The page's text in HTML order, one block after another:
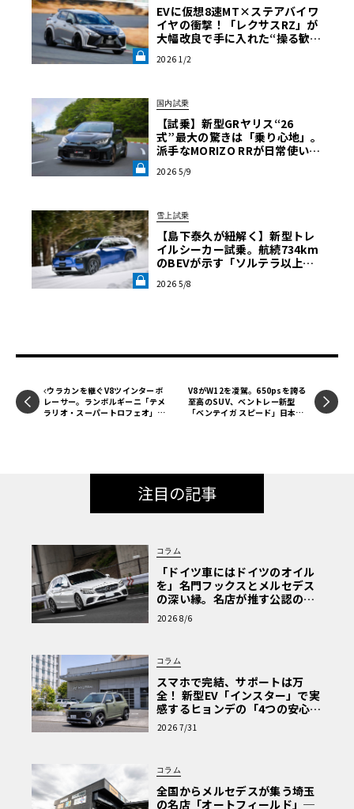
EVに仮想8速MT×ステアバイワ
イヤの衝撃！「レクサスRZ」が
大幅改良で手に入れた“操る歓
2026 1/2
国内試乗
【試乗】新型GRヤリス“26
式”最大の驚きは「乗り心地」。
派手なMORIZO RRが日常使いに
B》
2026 5/9
雪上試乗
【島下泰久が紐解く】新型トレ
イルシーカー試乗。航続734km
のBEVが示す「ソルテラ以上の
AB》
2026 5/8
ウラカンを継ぐV8ツインターボ
レーサー。ランボルギーニ「テメ
ラリオ・スーパートロフェオ」初
V8がW12を凌駕。650psを誇る
至高のSUV、ベントレー新型
「ベンテイガ スピード」日本導
注目の記事
コラム
「ドイツ車にはドイツのオイル
を」名門フックスとメルセデス
の深い縁。名店が推す公認の安
心と、Cクラスで味わうシルキー
な走り〈PR〉
2026 8/6
コラム
スマホで完結、サポートは万
全！ 新型EV「インスター」で実
感するヒョンデの「4つの安心」
【第1回・ヒョンデ6つの疑問：
Why? Hyundai?】〈PR〉
2026 7/31
コラム
全国からメルセデスが集う埼玉
の名店「オートフィールド」─